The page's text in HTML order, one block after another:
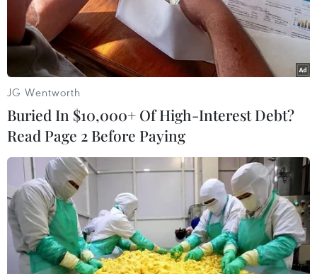
Tổng thống Mỹ Donald Trump trong cuộc họp báo sau Hội nghị
thượng đỉnh Mỹ-Triều lần hai tại Hà Nội ngày 28/2/2019.
(Nguồn: AFP/TTXVN)
JG Wentworth
Buried In $10,000+ Of High-Interest Debt?
Read Page 2 Before Paying